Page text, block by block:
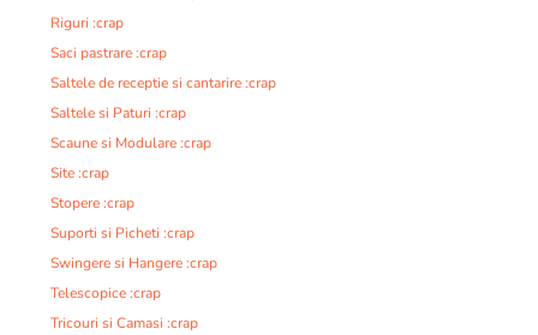
Riguri :crap
Saci pastrare :crap
Saltele de receptie si cantarire :crap
Saltele si Paturi :crap
Scaune si Modulare :crap
Site :crap
Stopere :crap
Suporti si Picheti :crap
Swingere si Hangere :crap
Telescopice :crap
Tricouri si Camasi :crap